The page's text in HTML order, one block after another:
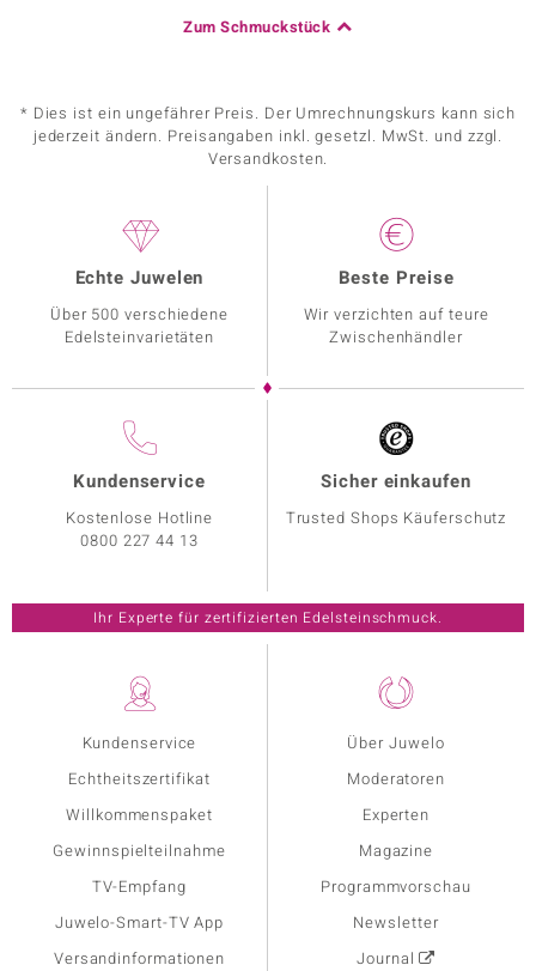
Zum Schmuckstück
* Dies ist ein ungefährer Preis. Der Umrechnungskurs kann sich
jederzeit ändern. Preisangaben inkl. gesetzl. MwSt. und zzgl.
Versandkosten.
Kundenservice
Echtheitszertifikat
Willkommenspaket
Gewinnspielteilnahme
TV-Empfang
Juwelo-Smart-TV App
Versandinformationen
Über Juwelo
Moderatoren
Experten
Magazine
Programmvorschau
Newsletter
Journal
Echte Juwelen
Über 500 verschiedene
Edelsteinvarietäten
Beste Preise
Wir verzichten auf teure
Zwischenhändler
Kundenservice
Kostenlose Hotline
0800 227 44 13
Sicher einkaufen
Trusted Shops Käuferschutz
Ihr Experte für zertifizierten Edelsteinschmuck.